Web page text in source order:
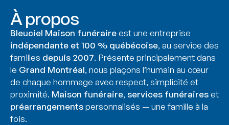
À propos
Bleuciel Maison funéraireest une entreprise
indépendante et 100 % québécoise, au service des
familles depuis 2007. Présente principalement dans
le Grand Montréal, nous plaçons l’humain au cœur
de chaque hommage avec respect, simplicité et
proximité. Maison funéraire, services funéraireset
préarrangementspersonnalisés — une famille à la
fois.